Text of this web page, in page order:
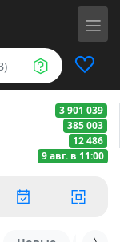
3 901 039
385 003
12 486
9 авг. в 11:00